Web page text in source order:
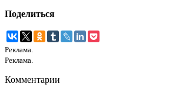
Поделиться
Реклама.
Реклама.
Комментарии